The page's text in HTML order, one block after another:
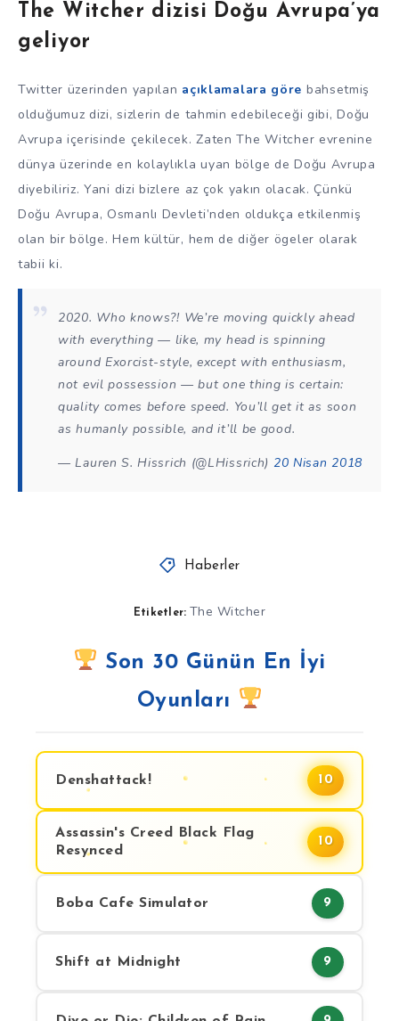
The Witcher dizisi Doğu Avrupa’ya
geliyor
Twitter üzerinden yapılan açıklamalara göre bahsetmiş
olduğumuz dizi, sizlerin de tahmin edebileceği gibi, Doğu
Avrupa içerisinde çekilecek. Zaten The Witcher evrenine
dünya üzerinde en kolaylıkla uyan bölge de Doğu Avrupa
diyebiliriz. Yani dizi bizlere az çok yakın olacak. Çünkü
Doğu Avrupa, Osmanlı Devleti’nden oldukça etkilenmiş
olan bir bölge. Hem kültür, hem de diğer ögeler olarak
tabii ki.
2020. Who knows?! We’re moving quickly ahead
with everything — like, my head is spinning
around Exorcist-style, except with enthusiasm,
not evil possession — but one thing is certain:
quality comes before speed. You’ll get it as soon
as humanly possible, and it’ll be good.
— Lauren S. Hissrich (@LHissrich) 20 Nisan 2018
Haberler
Etiketler: The Witcher
Son 30 Günün En İyi
Oyunları
Denshattack! 10
Assassin's Creed Black Flag
Resynced
10
Boba Cafe Simulator 9
Shift at Midnight 9